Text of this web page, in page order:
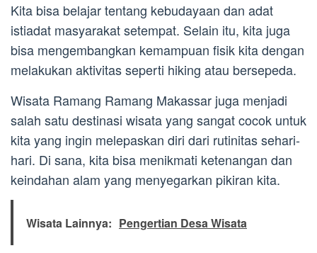
Kita bisa belajar tentang kebudayaan dan adat
istiadat masyarakat setempat. Selain itu, kita juga
bisa mengembangkan kemampuan fisik kita dengan
melakukan aktivitas seperti hiking atau bersepeda.
Wisata Ramang Ramang Makassar juga menjadi
salah satu destinasi wisata yang sangat cocok untuk
kita yang ingin melepaskan diri dari rutinitas sehari-
hari. Di sana, kita bisa menikmati ketenangan dan
keindahan alam yang menyegarkan pikiran kita.
Wisata Lainnya: Pengertian Desa Wisata